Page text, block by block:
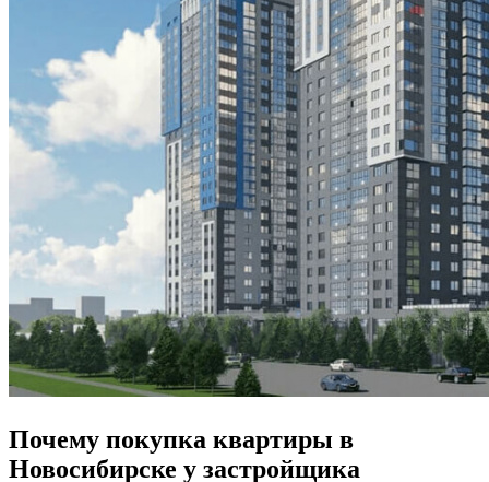
Почему покупка квартиры в
Новосибирске у застройщика